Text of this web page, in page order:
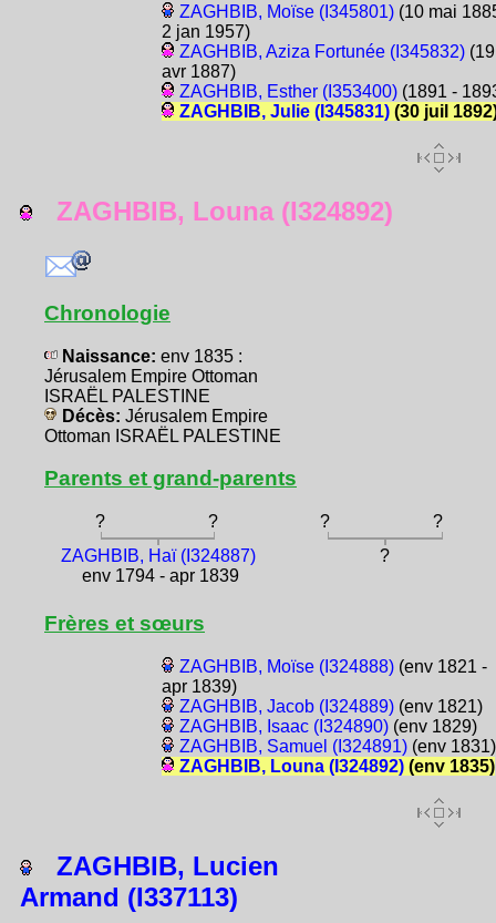
ZAGHBIB, Moïse (I345801)(10 mai
2 jan 1957)
ZAGHBIB, Aziza Fortunée (I345832)(19
avr 1887)
ZAGHBIB, Esther (I353400)(1891 -
ZAGHBIB, Julie (I345831)(30 juil
ZAGHBIB, Louna (I324892)
Chronologie
Naissance: env 1835 :
Jérusalem Empire Ottoman
ISRAËL PALESTINE
Décès: Jérusalem Empire
Ottoman ISRAËL PALESTINE
Parents et grand-parents
? ? ?
?
ZAGHBIB, Haï (I324887)
env 1794 - apr 1839
?
Frères et sœurs
ZAGHBIB, Moïse (I324888)(env 1821 -
apr 1839)
ZAGHBIB, Jacob (I324889)(env 1821)
ZAGHBIB, Isaac (I324890)(env 1829)
ZAGHBIB, Samuel (I324891)(env 1831)
ZAGHBIB, Louna (I324892)(env 1835)
ZAGHBIB, Lucien
Armand (I337113)